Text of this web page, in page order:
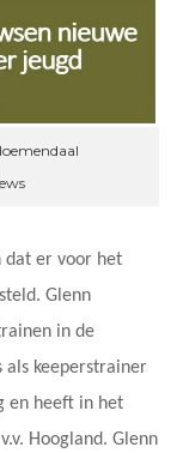
dat er voor het
Glenn
in de
als keeperstrainer
en heeft in het
Hoogland. Glenn